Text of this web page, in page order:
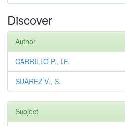
Discover
Author
CARRILLO P., I.F.
SUAREZ V., S.
Subject